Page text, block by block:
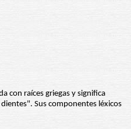
con raíces griegas y significa
Sus componentes léxicos